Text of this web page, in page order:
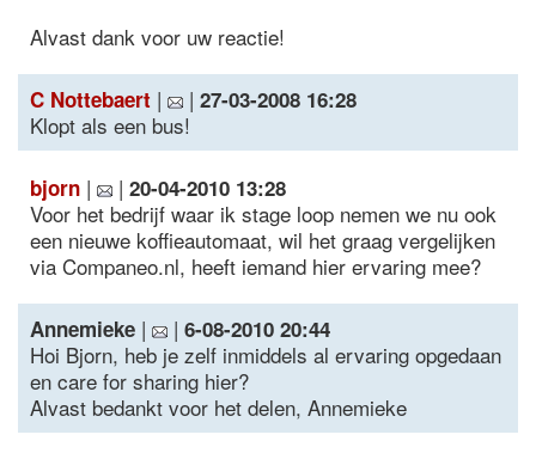
Alvast dank voor uw reactie!
C Nottebaert | | 27-03-2008 16:28
Klopt als een bus!
bjorn | | 20-04-2010 13:28
Voor het bedrijf waar ik stage loop nemen we nu ook
een nieuwe koffieautomaat, wil het graag vergelijken
via Companeo.nl, heeft iemand hier ervaring mee?
Annemieke | | 6-08-2010 20:44
Hoi Bjorn, heb je zelf inmiddels al ervaring opgedaan
en care for sharing hier?
Alvast bedankt voor het delen, Annemieke